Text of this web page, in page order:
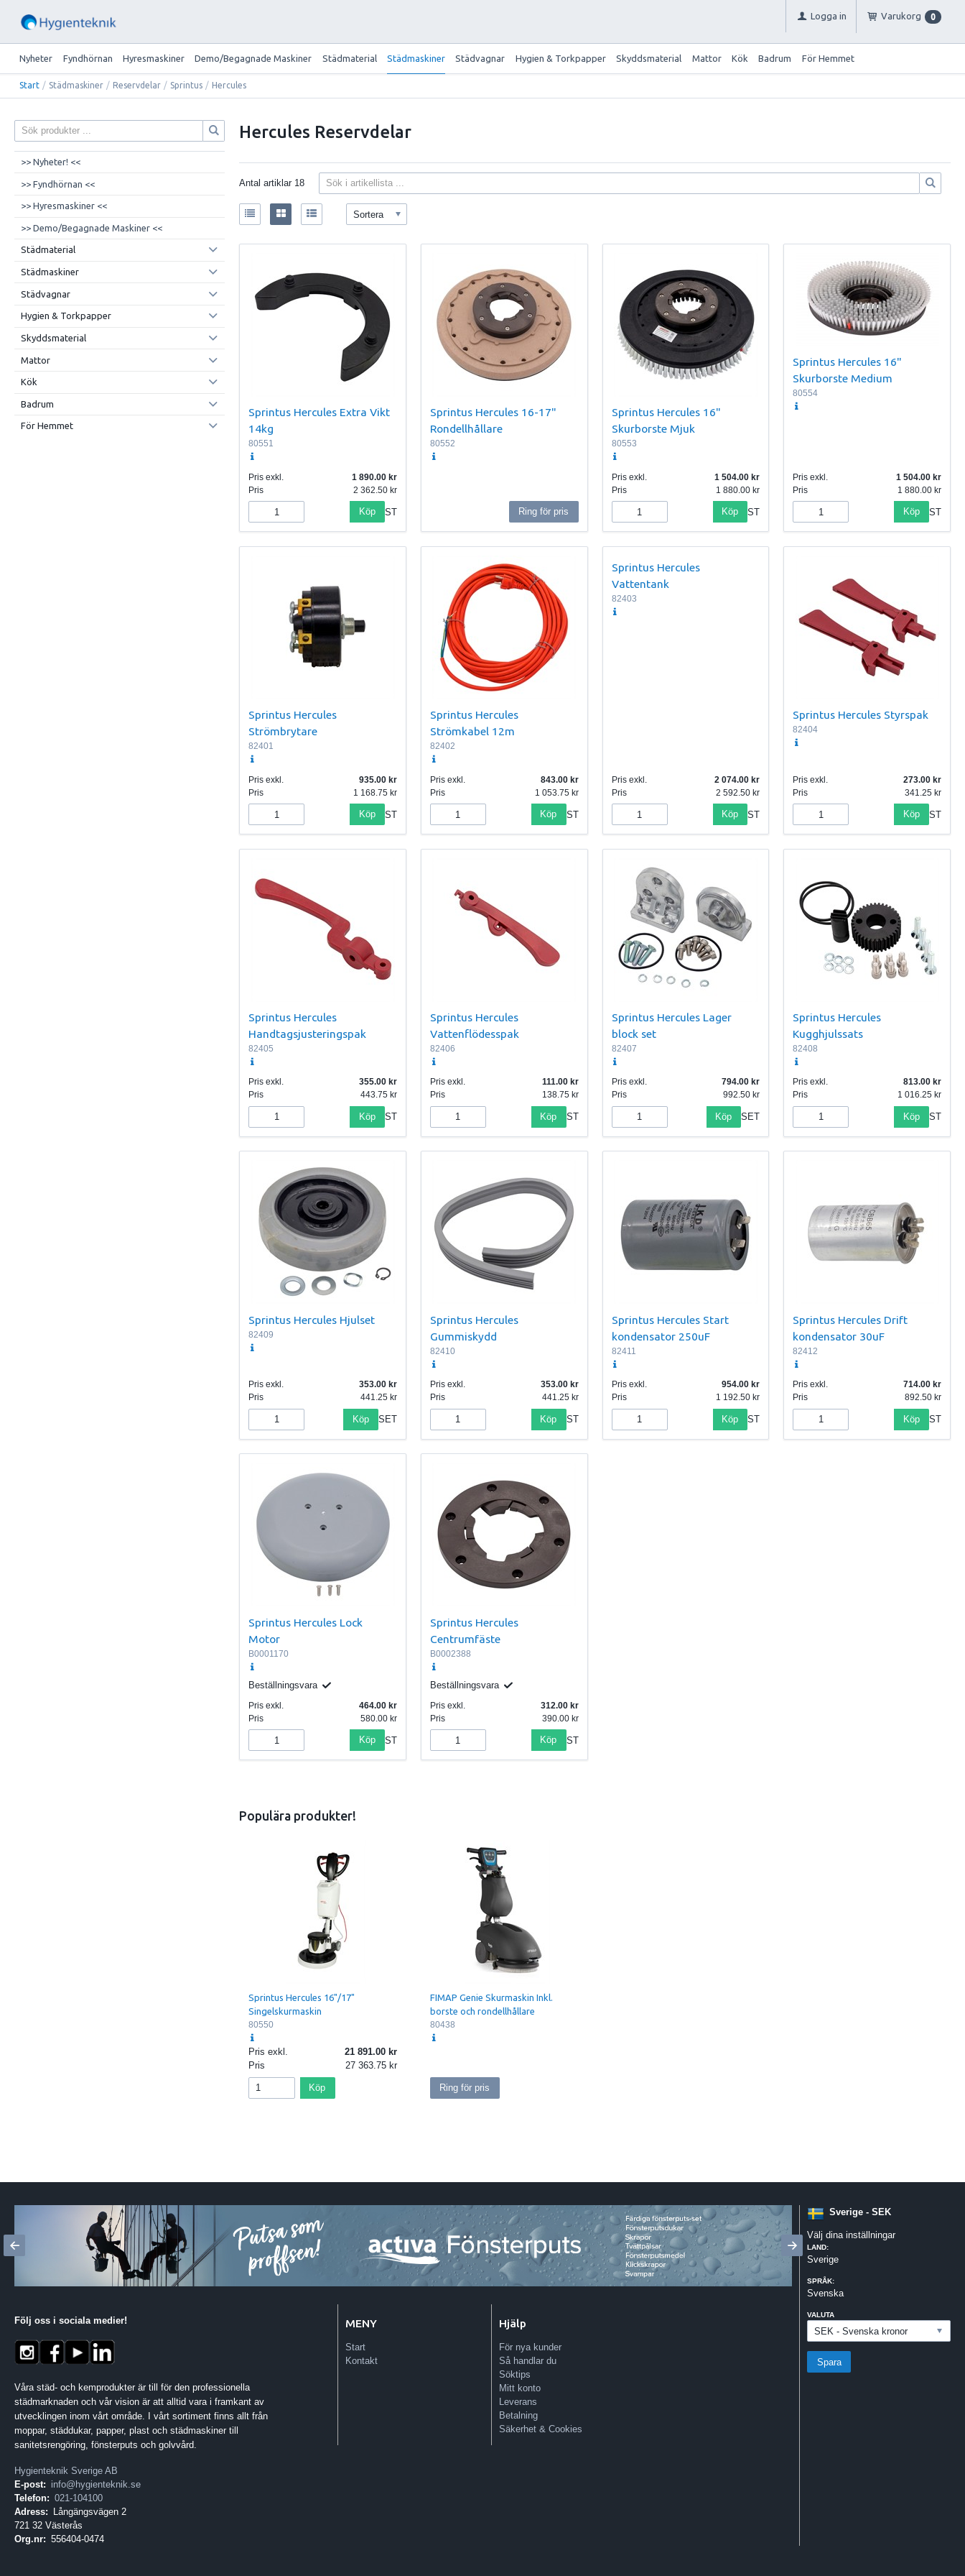
Logga in Varukorg 0
Nyheter Fyndhörnan Hyresmaskiner Demo/Begagnade Maskiner Städmaterial Städmaskiner Städvagnar Hygien & Torkpapper Skyddsmaterial Mattor Kök Badrum För Hemmet
Start / Städmaskiner / Reservdelar / Sprintus / Hercules
>> Nyheter! <<
>> Fyndhörnan <<
>> Hyresmaskiner <<
>> Demo/Begagnade Maskiner <<
Städmaterial
Städmaskiner
Städvagnar
Hygien & Torkpapper
Skyddsmaterial
Mattor
Kök
Badrum
För Hemmet
Hercules Reservdelar
Antal artiklar 18
Sortera
Sprintus Hercules Extra Vikt
14kg
80551
Pris exkl.
1 890.00
Pris
2 362.50
Köp ST
Sprintus Hercules 16-17"
Rondellhållare
80552
Ring för pris
Sprintus Hercules 16"
Skurborste Mjuk
80553
Pris exkl.
1 504.00
Pris
1 880.00
Köp ST
Sprintus Hercules 16"
Skurborste Medium
80554
Pris exkl.
1 504.00
Pris
1 880.00
Köp ST
Sprintus Hercules
Strömbrytare
82401
Pris exkl.
935.00
Pris
1 168.75
Köp ST
Sprintus Hercules
Strömkabel 12m
82402
Pris exkl.
843.00
Pris
1 053.75
Köp ST
Sprintus Hercules
Vattentank
82403
Pris exkl.
2 074.00
Pris
2 592.50
Köp ST
Sprintus Hercules Styrspak
82404
Pris exkl.
273.00
Pris
341.25
Köp ST
Sprintus Hercules
Handtagsjusteringspak
82405
Pris exkl.
355.00
Pris
443.75
Köp ST
Sprintus Hercules
Vattenflödesspak
82406
Pris exkl.
111.00
Pris
138.75
Köp ST
Sprintus Hercules Lager
block set
82407
Pris exkl.
794.00
Pris
992.50
Köp SET
Sprintus Hercules
Kugghjulssats
82408
Pris exkl.
813.00
Pris
1 016.25
Köp ST
Sprintus Hercules Hjulset
82409
Pris exkl.
353.00
Pris
441.25
Köp SET
Sprintus Hercules
Gummiskydd
82410
Pris exkl.
353.00
Pris
441.25
Köp ST
Sprintus Hercules Start
kondensator 250uF
82411
Pris exkl.
954.00
Pris
1 192.50
Köp ST
Sprintus Hercules Drift
kondensator 30uF
82412
Pris exkl.
714.00
Pris
892.50
Köp ST
Sprintus Hercules Lock
Motor
B0001170
Beställningsvara
Pris exkl.
464.00
Pris
580.00
Köp ST
Sprintus Hercules
Centrumfäste
B0002388
Beställningsvara
Pris exkl.
312.00
Pris
390.00
Köp ST
Populära produkter!
Sprintus Hercules 16"/17"
Singelskurmaskin
80550
Pris exkl.
21 891.00
Pris
27 363.75
Köp
FIMAP Genie Skurmaskin Inkl.
borste och rondellhållare
80438
Ring för pris
Följ oss i sociala medier!
Våra städ- och kemprodukter är till för den professionella
städmarknaden och vår vision är att alltid vara i framkant av
utvecklingen inom vårt område. I vårt sortiment finns allt från
moppar, städdukar, papper, plast och städmaskiner till
sanitetsrengöring, fönsterputs och golvvård.
Hygienteknik Sverige AB
E-post: info@hygienteknik.se
Telefon: 021-104100
Adress:
Långängsvägen 2
721 32 Västerås
Org.nr: 556404-0474
MENY
Start
Kontakt
Hjälp
För nya kunder
Så handlar du
Söktips
Mitt konto
Leverans
Betalning
Säkerhet & Cookies
Sverige - SEK
Välj dina inställningar
LAND:
Sverige
SPRÅK:
Svenska
VALUTA